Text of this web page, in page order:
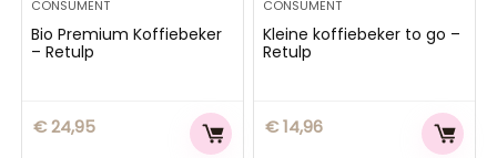
CONSUMENT
Bio Premium Koffiebeker
– Retulp
€24,95
CONSUMENT
Kleine koffiebeker to go –
Retulp
€14,96